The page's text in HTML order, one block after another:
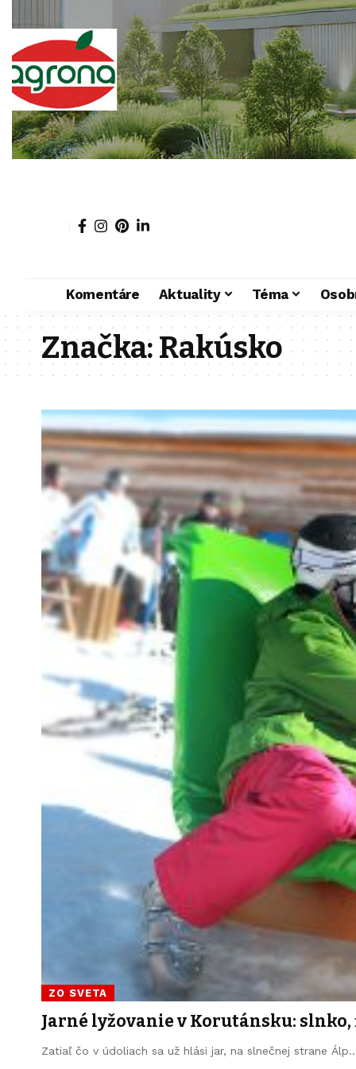
Komentáre Aktuality Téma
Značka:Rakúsko
ZO SVETA
Jarné lyžovanie v Korutánsku:
Zatiaľ čo v údoliach sa už hlási jar, na slnečnej strane